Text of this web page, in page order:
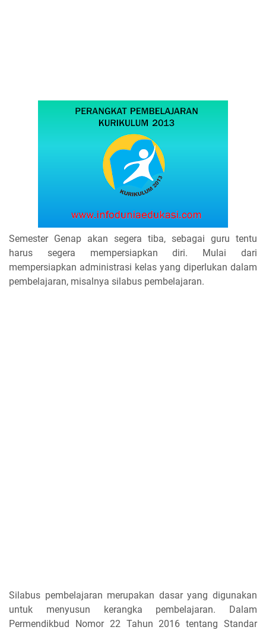
Semester Genap akan segera tiba, sebagai guru tentu
harus segera mempersiapkan diri. Mulai dari
mempersiapkan administrasi kelas yang diperlukan dalam
pembelajaran, misalnya silabus pembelajaran.
Silabus pembelajaran merupakan dasar yang digunakan
untuk menyusun kerangka pembelajaran. Dalam
Permendikbud Nomor 22 Tahun 2016 tentang Standar